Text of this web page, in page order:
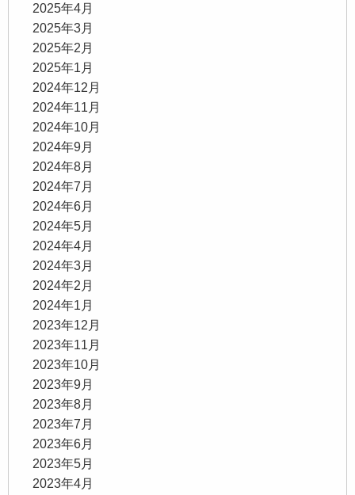
2025年4月
2025年3月
2025年2月
2025年1月
2024年12月
2024年11月
2024年10月
2024年9月
2024年8月
2024年7月
2024年6月
2024年5月
2024年4月
2024年3月
2024年2月
2024年1月
2023年12月
2023年11月
2023年10月
2023年9月
2023年8月
2023年7月
2023年6月
2023年5月
2023年4月